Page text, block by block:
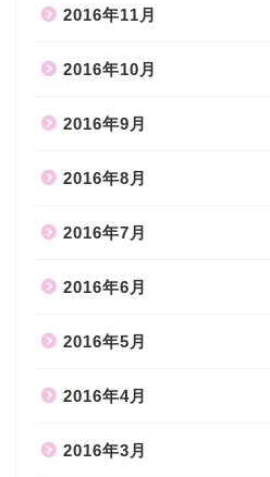
2016年11月
2016年10月
2016年9月
2016年8月
2016年7月
2016年6月
2016年5月
2016年4月
2016年3月